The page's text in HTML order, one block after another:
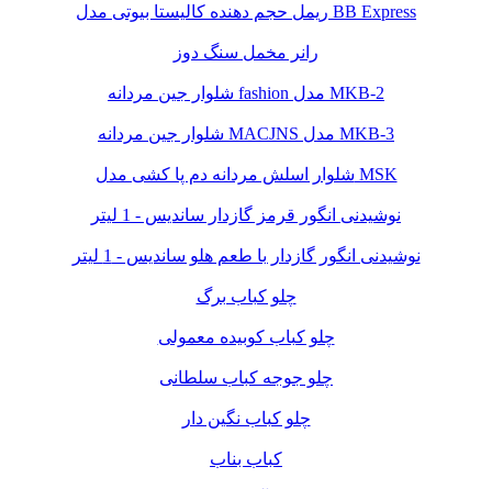
ریمل حجم دهنده کالیستا بیوتی مدل BB Express
رانر مخمل سنگ دوز
شلوار جین مردانه fashion مدل MKB-2
شلوار جین مردانه MACJNS مدل MKB-3
شلوار اسلش مردانه دم پا کشی مدل MSK
نوشیدنی انگور قرمز گازدار ساندیس - 1 لیتر
نوشیدنی انگور گازدار با طعم هلو ساندیس - 1 لیتر
چلو کباب برگ
چلو کباب کوبیده معمولی
چلو جوجه کباب سلطانی
چلو کباب نگین دار
کباب بناب